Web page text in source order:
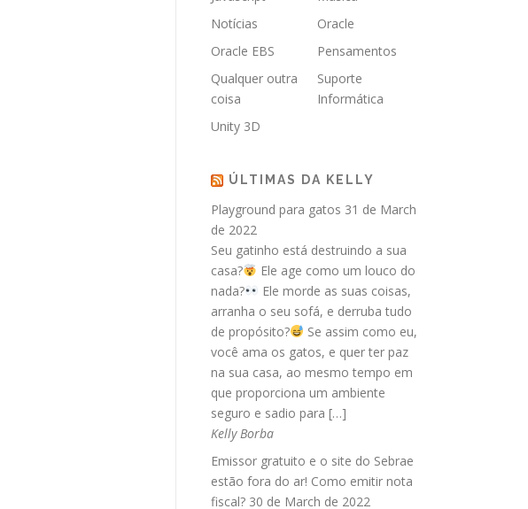
Notícias
Oracle
Oracle EBS
Pensamentos
Qualquer outra
coisa
Suporte
Informática
Unity 3D
ÚLTIMAS DA KELLY
Playground para gatos 31 de March
de 2022
Seu gatinho está destruindo a sua
casa?
Ele age como um louco do
nada?
Ele morde as suas coisas,
arranha o seu sofá, e derruba tudo
de propósito?
Se assim como eu,
você ama os gatos, e quer ter paz
na sua casa, ao mesmo tempo em
que proporciona um ambiente
seguro e sadio para […]
Kelly Borba
Emissor gratuito e o site do Sebrae
estão fora do ar! Como emitir nota
fiscal? 30 de March de 2022